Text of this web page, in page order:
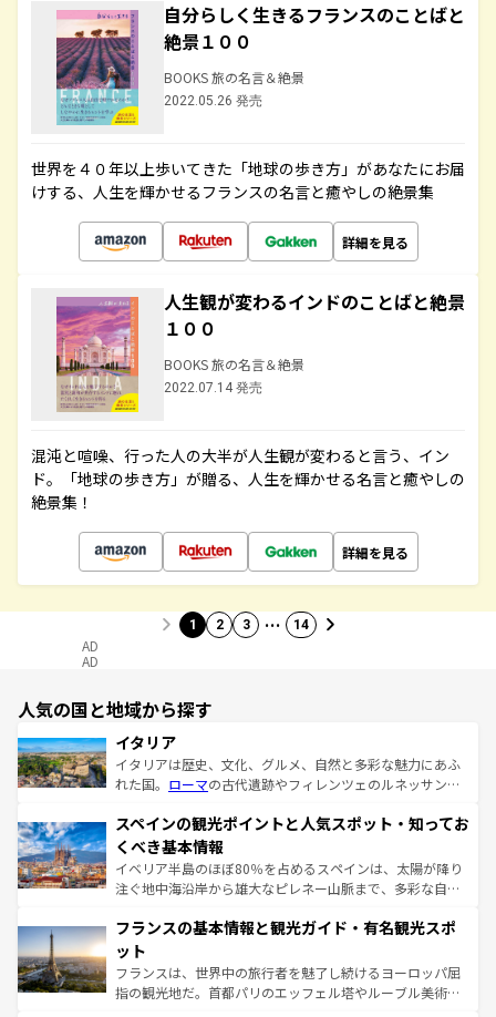
自分らしく生きるフランスのことばと
絶景１００
BOOKS 旅の名言＆絶景
2022.05.26 発売
世界を４０年以上歩いてきた「地球の歩き方」があなたにお届
けする、人生を輝かせるフランスの名言と癒やしの絶景集
詳細を見る
人生観が変わるインドのことばと絶景
１００
BOOKS 旅の名言＆絶景
2022.07.14 発売
混沌と喧噪、行った人の大半が人生観が変わると言う、イン
ド。「地球の歩き方」が贈る、人生を輝かせる名言と癒やしの
絶景集！
詳細を見る
1 2 3 … 14
AD
AD
人気の国と地域から探す
イタリア
イタリアは歴史、文化、グルメ、自然と多彩な魅力にあふ
れた国。 ローマの古代遺跡やフィレンツェのルネッサンス
ろん、トスカーナの美しい田園風景やアマルフィ海岸の絶
景など、自然景観も見逃せない。観光の合間には、本場の
ピザやパスタなど、絶品のイタリア料理を堪能することも
できる。朝目覚めてから夜眠るまで、すべての瞬間を楽し
なお、新着のイタリア情報はコンテンツ一覧を参照してほ
しい。
スペインの観光ポイントと人気スポット・知ってお
くべき基本情報
イベリア半島のほぼ80％を占めるスペインは、太陽が降り
注ぐ地中海沿岸から雄大なピレネー山脈まで、多彩な自然
文化が根付くこの国では、情熱的なフラメンコ、熱気あふ
れる闘牛、そして美味しいタパスが生活の一部となってい
る。首都マドリードの洗練された雰囲気や、バルセロナの
アートに溢れた街角から、地方では古代ローマ遺跡や中世
フランスの基本情報と観光ガイド・有名観光スポ
ット
フランスは、世界中の旅行者を魅了し続けるヨーロッパ屈
指の観光地だ。首都パリのエッフェル塔やルーブル美術館